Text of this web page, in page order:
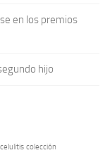
en los premios
hijo
celulitis colección